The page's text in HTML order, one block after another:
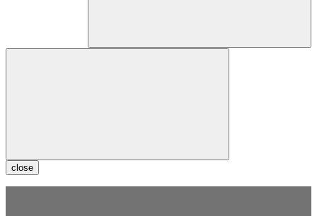
close